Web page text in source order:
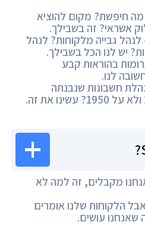
חיפשת? מקום להוציא
אשראי? זה בשבילך.
לנהל גבייה מלקוחות? לנהל
יש לנו הכל בשבילך.
בהוראות קבע
לנו.
חשבונות שנבנתה
במחשבה על שנת 2050 ולא על 1950? עשינו את זה.
מקבלים, זה למה לא
הלקוחות שלנו אומרים
עושים.